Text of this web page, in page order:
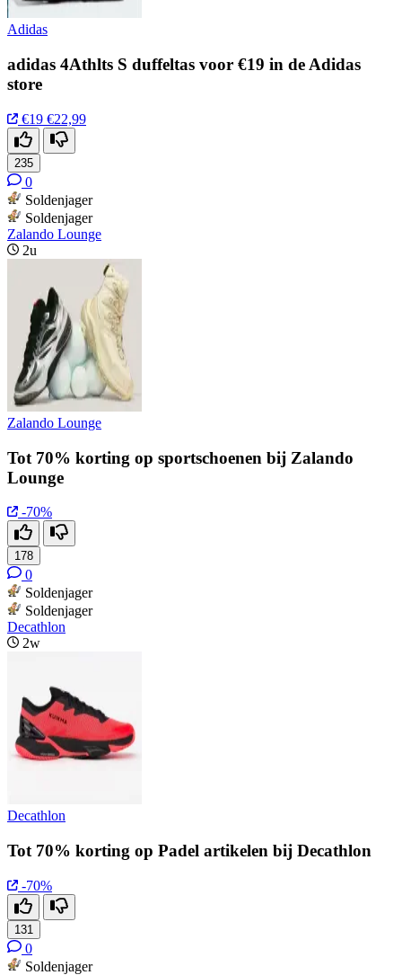
Adidas
adidas 4Athlts S duffeltas voor €19 in de Adidas
store
€19 €22,99
235
0
Soldenjager
Soldenjager
Zalando Lounge
2u
Zalando Lounge
Tot 70% korting op sportschoenen bij Zalando
Lounge
-70%
178
0
Soldenjager
Soldenjager
Decathlon
2w
Decathlon
Tot 70% korting op Padel artikelen bij Decathlon
-70%
131
0
Soldenjager